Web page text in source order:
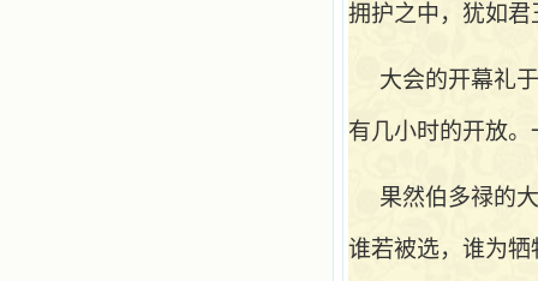
拥护之中，犹如
大会的开幕礼
有几小时的开放
果然伯多禄的
谁若被选，谁为牺